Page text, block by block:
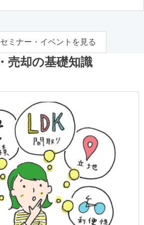
ミナー・イベントを見る
売却の基礎知識